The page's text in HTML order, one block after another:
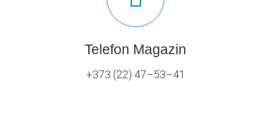
Telefon Magazin
+373 (22) 47–53–41